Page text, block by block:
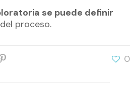
se puede definir
proceso.
0